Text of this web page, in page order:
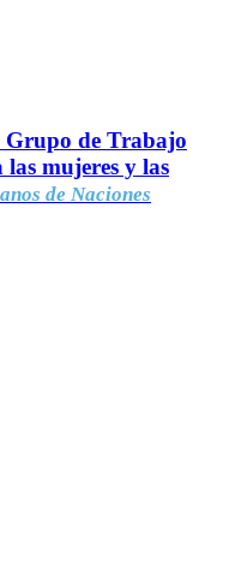
Grupo de Trabajo
mujeres y las
de Naciones